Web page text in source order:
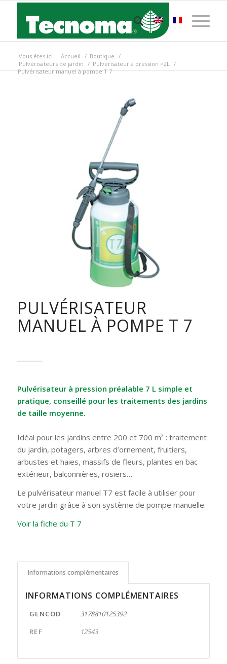
Vous êtes ici : Accueil / Boutique /
Pulvérisateurs de jardin / Pulvérisateur à pression >2L /
Pulvérisateur manuel à pompe T 7
PULVÉRISATEUR
MANUEL À POMPE T 7
Pulvérisateur à pression préalable 7 L simple et
pratique, conseillé pour les traitements des jardins
de taille moyenne.
Idéal pour les jardins entre 200 et 700 m² : traitement
du jardin, potagers, arbres d’ornement, fruitiers,
arbustes et haies, massifs de fleurs, plantes en bac
extérieur, balconnières, rosiers…
Le pulvérisateur manuel T7 est facile à utiliser pour
votre jardin grâce à son système de pompe manuelle.
Voir la fiche du T 7
Informations complémentaires
INFORMATIONS COMPLÉMENTAIRES
GENCOD
3178810125392
REF
12543